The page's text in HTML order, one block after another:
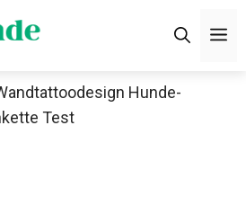
Hunde-
Test